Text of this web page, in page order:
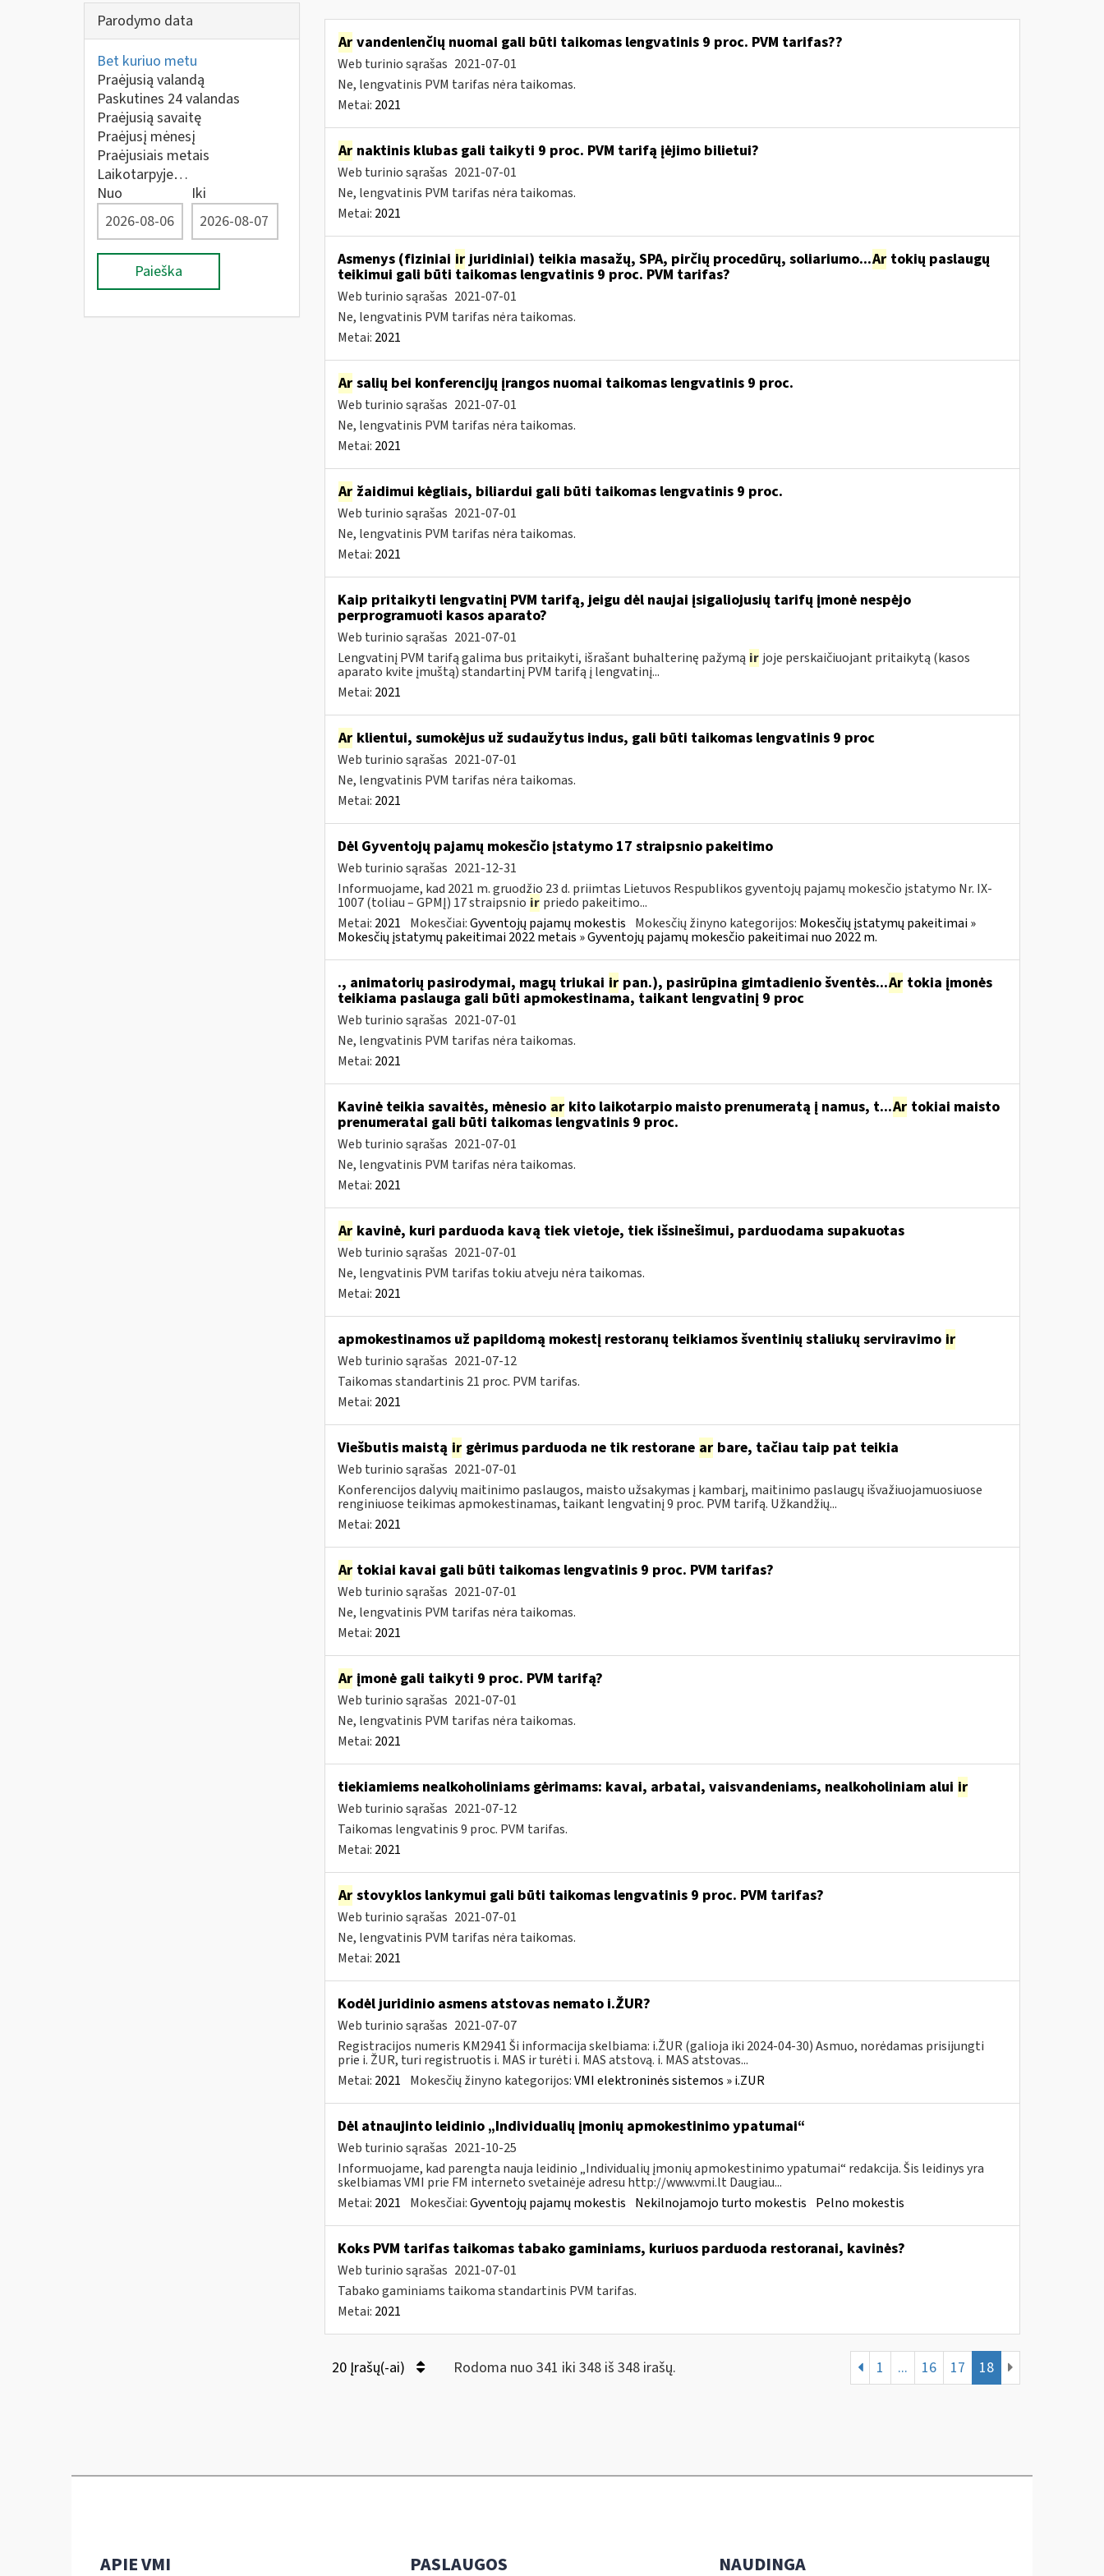
Parodymo data
Bet kuriuo metu
Praėjusią valandą
Paskutines 24 valandas
Praėjusią savaitę
Praėjusį mėnesį
Praėjusiais metais
Laikotarpyje…
Nuo
Iki
Paieška
Arvandenlenčių nuomai gali būti taikomas lengvatinis 9 proc. PVM tarifas??
Web turinio sąrašas 2021-07-01
Ne, lengvatinis PVM tarifas nėra taikomas.
Metai: 2021
Arnaktinis klubas gali taikyti 9 proc. PVM tarifą įėjimo bilietui?
Web turinio sąrašas 2021-07-01
Ne, lengvatinis PVM tarifas nėra taikomas.
Metai: 2021
Asmenys (fiziniai irjuridiniai) teikia masažų, SPA, pirčių procedūrų, soliariumo...Artokių paslaugų
teikimui gali būti taikomas lengvatinis 9 proc. PVM tarifas?
Web turinio sąrašas 2021-07-01
Ne, lengvatinis PVM tarifas nėra taikomas.
Metai: 2021
Arsalių bei konferencijų įrangos nuomai taikomas lengvatinis 9 proc.
Web turinio sąrašas 2021-07-01
Ne, lengvatinis PVM tarifas nėra taikomas.
Metai: 2021
Aržaidimui kėgliais, biliardui gali būti taikomas lengvatinis 9 proc.
Web turinio sąrašas 2021-07-01
Ne, lengvatinis PVM tarifas nėra taikomas.
Metai: 2021
Kaip pritaikyti lengvatinį PVM tarifą, jeigu dėl naujai įsigaliojusių tarifų įmonė nespėjo
perprogramuoti kasos aparato?
Web turinio sąrašas 2021-07-01
Lengvatinį PVM tarifą galima bus pritaikyti, išrašant buhalterinę pažymą ir joje perskaičiuojant pritaikytą (kasos
aparato kvite įmuštą) standartinį PVM tarifą į lengvatinį...
Metai: 2021
Arklientui, sumokėjus už sudaužytus indus, gali būti taikomas lengvatinis 9 proc
Web turinio sąrašas 2021-07-01
Ne, lengvatinis PVM tarifas nėra taikomas.
Metai: 2021
Dėl Gyventojų pajamų mokesčio įstatymo 17 straipsnio pakeitimo
Web turinio sąrašas 2021-12-31
Informuojame, kad 2021 m. gruodžio 23 d. priimtas Lietuvos Respublikos gyventojų pajamų mokesčio įstatymo Nr. IX-
1007 (toliau – GPMĮ) 17 straipsnio ir priedo pakeitimo...
Metai: 2021 Mokesčiai:Gyventojų pajamų mokestis Mokesčių žinyno kategorijos: Mokesčių įstatymų pakeitimai »
Mokesčių įstatymų pakeitimai 2022 metais » Gyventojų pajamų mokesčio pakeitimai nuo 2022 m.
., animatorių pasirodymai, magų triukai irpan.), pasirūpina gimtadienio šventės...Artokia įmonės
teikiama paslauga gali būti apmokestinama, taikant lengvatinį 9 proc
Web turinio sąrašas 2021-07-01
Ne, lengvatinis PVM tarifas nėra taikomas.
Metai: 2021
Kavinė teikia savaitės, mėnesio arkito laikotarpio maisto prenumeratą į namus, t...Artokiai maisto
prenumeratai gali būti taikomas lengvatinis 9 proc.
Web turinio sąrašas 2021-07-01
Ne, lengvatinis PVM tarifas nėra taikomas.
Metai: 2021
Arkavinė, kuri parduoda kavą tiek vietoje, tiek išsinešimui, parduodama supakuotas
Web turinio sąrašas 2021-07-01
Ne, lengvatinis PVM tarifas tokiu atveju nėra taikomas.
Metai: 2021
apmokestinamos už papildomą mokestį restoranų teikiamos šventinių staliukų serviravimo ir
Web turinio sąrašas 2021-07-12
Taikomas standartinis 21 proc. PVM tarifas.
Metai: 2021
Viešbutis maistą irgėrimus parduoda ne tik restorane arbare, tačiau taip pat teikia
Web turinio sąrašas 2021-07-01
Konferencijos dalyvių maitinimo paslaugos, maisto užsakymas į kambarį, maitinimo paslaugų išvažiuojamuosiuose
renginiuose teikimas apmokestinamas, taikant lengvatinį 9 proc. PVM tarifą. Užkandžių...
Metai: 2021
Artokiai kavai gali būti taikomas lengvatinis 9 proc. PVM tarifas?
Web turinio sąrašas 2021-07-01
Ne, lengvatinis PVM tarifas nėra taikomas.
Metai: 2021
Arįmonė gali taikyti 9 proc. PVM tarifą?
Web turinio sąrašas 2021-07-01
Ne, lengvatinis PVM tarifas nėra taikomas.
Metai: 2021
tiekiamiems nealkoholiniams gėrimams: kavai, arbatai, vaisvandeniams, nealkoholiniam alui ir
Web turinio sąrašas 2021-07-12
Taikomas lengvatinis 9 proc. PVM tarifas.
Metai: 2021
Arstovyklos lankymui gali būti taikomas lengvatinis 9 proc. PVM tarifas?
Web turinio sąrašas 2021-07-01
Ne, lengvatinis PVM tarifas nėra taikomas.
Metai: 2021
Kodėl juridinio asmens atstovas nemato i.ŽUR?
Web turinio sąrašas 2021-07-07
Registracijos numeris KM2941 Ši informacija skelbiama: i.ŽUR (galioja iki 2024-04-30) Asmuo, norėdamas prisijungti
prie i. ŽUR, turi registruotis i. MAS ir turėti i. MAS atstovą. i. MAS atstovas...
Metai: 2021 Mokesčių žinyno kategorijos:VMI elektroninės sistemos » i.ZUR
Dėl atnaujinto leidinio „Individualių įmonių apmokestinimo ypatumai“
Web turinio sąrašas 2021-10-25
Informuojame, kad parengta nauja leidinio „Individualių įmonių apmokestinimo ypatumai“ redakcija. Šis leidinys yra
skelbiamas VMI prie FM interneto svetainėje adresu http://www.vmi.lt Daugiau...
Metai: 2021 Mokesčiai:Gyventojų pajamų mokestis Nekilnojamojo turto mokestis Pelno mokestis
Koks PVM tarifas taikomas tabako gaminiams, kuriuos parduoda restoranai, kavinės?
Web turinio sąrašas 2021-07-01
Tabako gaminiams taikoma standartinis PVM tarifas.
Metai: 2021
20 Įrašų(-ai) Rodoma nuo 341 iki 348 iš 348 irašų. 1 ... 16 17 18
APIE VMI PASLAUGOS NAUDINGA